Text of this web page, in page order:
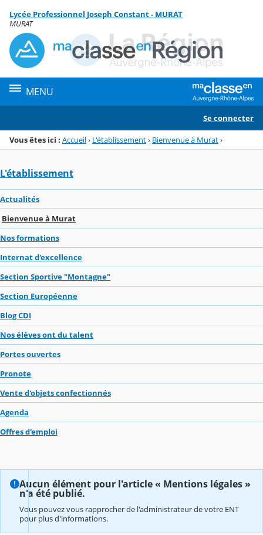
Menu de la rubrique
Contenu
Lycée Professionnel Joseph Constant - MURAT
MURAT
MENU
Se connecter
Vous êtes ici : Accueil› L'établissement› Bienvenue à Murat›
L'établissement
Actualités
Bienvenue à Murat
Nos formations
Internat d'excellence
Section Sportive "Montagne"
Section Européenne
Blog CDI
Nos élèves ont du talent
Portes ouvertes
Pronote
Vente d'objets confectionnés
Agenda
Offres d'emploi
Aucun élément pour l'article « Mentions légales »
n'a été publié.
Vous pouvez vous rapprocher de l'administrateur de votre ENT
pour plus d'informations.